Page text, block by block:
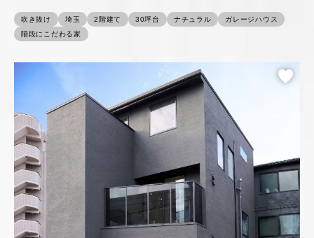
吹き抜け 埼玉 2階建て 30坪台 ナチュラル
ガレージハウス
階段にこだわる家